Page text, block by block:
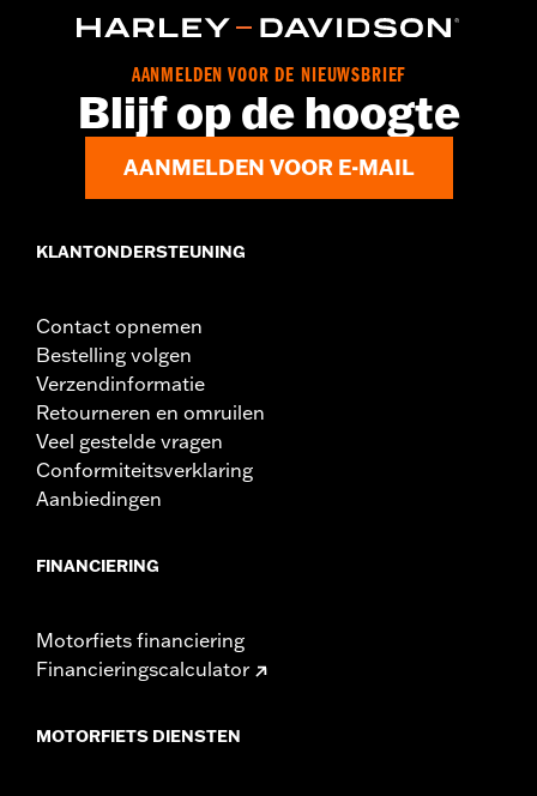
NOTITIES:Service for these parts is recommended every
AANMELDEN VOOR DE NIEUWSBRIEF
Blijf op de hoogte
AANMELDEN VOOR E-MAIL
KLANTONDERSTEUNING
Contact opnemen
Bestelling volgen
Verzendinformatie
Retourneren en omruilen
Veel gestelde vragen
Conformiteitsverklaring
Aanbiedingen
FINANCIERING
Motorfiets financiering
Financieringscalculator
MOTORFIETS DIENSTEN